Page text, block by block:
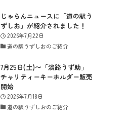
じゃらんニュースに「道の駅う
ずしお」が紹介されました！
2026年7月22日
道の駅うずしおのご紹介
7月25日(土)〜「淡路うず助」
チャリティーキーホルダー販売
開始
2026年7月18日
道の駅うずしおのご紹介